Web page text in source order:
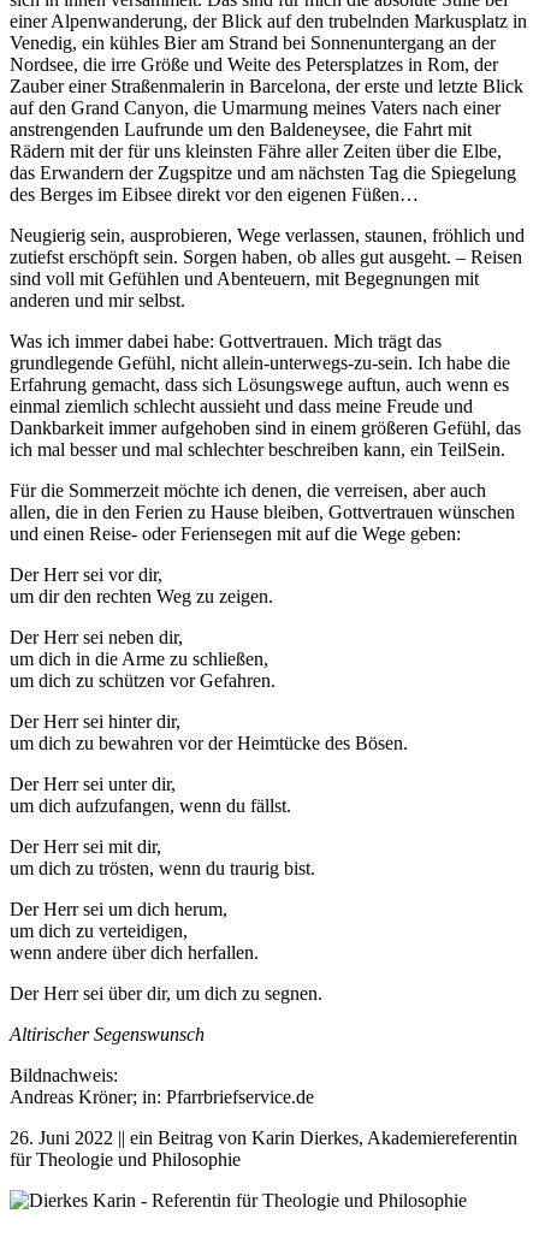
einer Alpenwanderung, der Blick auf den trubelnden Markusplatz in
Venedig, ein kühles Bier am Strand bei Sonnenuntergang an der
Nordsee, die irre Größe und Weite des Petersplatzes in Rom, der
Zauber einer Straßenmalerin in Barcelona, der erste und letzte Blick
auf den Grand Canyon, die Umarmung meines Vaters nach einer
anstrengenden Laufrunde um den Baldeneysee, die Fahrt mit
Rädern mit der für uns kleinsten Fähre aller Zeiten über die Elbe,
das Erwandern der Zugspitze und am nächsten Tag die Spiegelung
des Berges im Eibsee direkt vor den eigenen Füßen…
Neugierig sein, ausprobieren, Wege verlassen, staunen, fröhlich und
zutiefst erschöpft sein. Sorgen haben, ob alles gut ausgeht. – Reisen
sind voll mit Gefühlen und Abenteuern, mit Begegnungen mit
anderen und mir selbst.
Was ich immer dabei habe: Gottvertrauen. Mich trägt das
grundlegende Gefühl, nicht allein-unterwegs-zu-sein. Ich habe die
Erfahrung gemacht, dass sich Lösungswege auftun, auch wenn es
einmal ziemlich schlecht aussieht und dass meine Freude und
Dankbarkeit immer aufgehoben sind in einem größeren Gefühl, das
ich mal besser und mal schlechter beschreiben kann, ein TeilSein.
Für die Sommerzeit möchte ich denen, die verreisen, aber auch
allen, die in den Ferien zu Hause bleiben, Gottvertrauen wünschen
und einen Reise- oder Feriensegen mit auf die Wege geben:
Der Herr sei vor dir,
um dir den rechten Weg zu zeigen.
Der Herr sei neben dir,
um dich in die Arme zu schließen,
um dich zu schützen vor Gefahren.
Der Herr sei hinter dir,
um dich zu bewahren vor der Heimtücke des Bösen.
Der Herr sei unter dir,
um dich aufzufangen, wenn du fällst.
Der Herr sei mit dir,
um dich zu trösten, wenn du traurig bist.
Der Herr sei um dich herum,
um dich zu verteidigen,
wenn andere über dich herfallen.
Der Herr sei über dir, um dich zu segnen.
Altirischer Segenswunsch
Bildnachweis:
Andreas Kröner; in: Pfarrbriefservice.de
26. Juni 2022 || ein Beitrag von Karin Dierkes, Akademiereferentin
für Theologie und Philosophie